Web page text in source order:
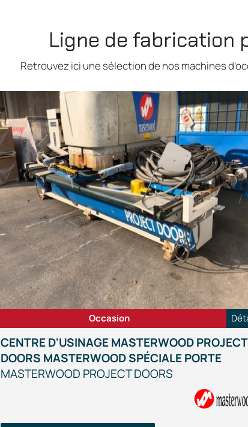
Ligne de fabrication
Retrouvez ici une sélection de nos machines
CENTRE D'USINAGE MASTERWOOD PROJECT
DOORS MASTERWOOD SPÉCIALE PORTE
MASTERWOOD PROJECT DOORS
Occasion